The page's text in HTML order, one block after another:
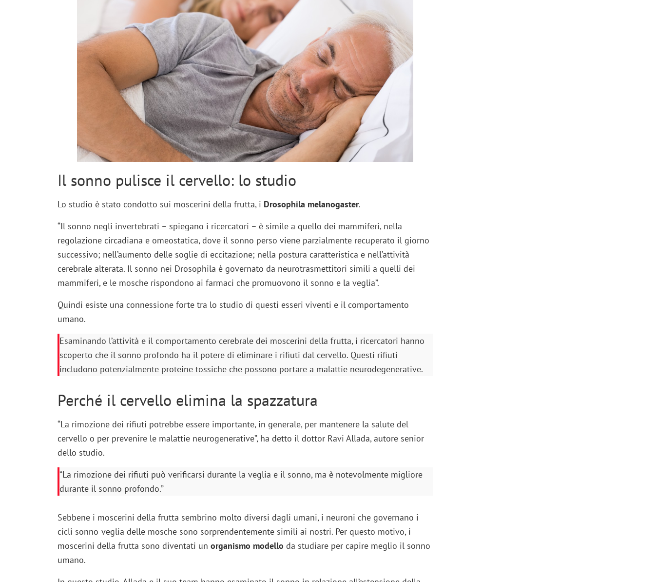
Il sonno pulisce il cervello: lo studio
Lo studio è stato condotto sui moscerini della frutta, i Drosophila melanogaster.
“Il sonno negli invertebrati – spiegano i ricercatori – è simile a quello dei mammiferi, nella
regolazione circadiana e omeostatica, dove il sonno perso viene parzialmente recuperato il giorno
successivo; nell’aumento delle soglie di eccitazione; nella postura caratteristica e nell’attività
cerebrale alterata. Il sonno nei Drosophila è governato da neurotrasmettitori simili a quelli dei
mammiferi, e le mosche rispondono ai farmaci che promuovono il sonno e la veglia”.
Quindi esiste una connessione forte tra lo studio di questi esseri viventi e il comportamento
umano.
Esaminando l’attività e il comportamento cerebrale dei moscerini della frutta, i ricercatori hanno
scoperto che il sonno profondo ha il potere di eliminare i rifiuti dal cervello. Questi rifiuti
includono potenzialmente proteine ​​tossiche che possono portare a malattie neurodegenerative.
Perché il cervello elimina la spazzatura
“La rimozione dei rifiuti potrebbe essere importante, in generale, per mantenere la salute del
cervello o per prevenire le malattie neurogenerative”, ha detto il dottor Ravi Allada, autore senior
dello studio.
“La rimozione dei rifiuti può verificarsi durante la veglia e il sonno, ma è notevolmente migliore
durante il sonno profondo.”
Sebbene i moscerini della frutta sembrino molto diversi dagli umani, i neuroni che governano i
cicli sonno-veglia delle mosche sono sorprendentemente simili ai nostri. Per questo motivo, i
moscerini della frutta sono diventati un organismo modello da studiare per capire meglio il sonno
umano.